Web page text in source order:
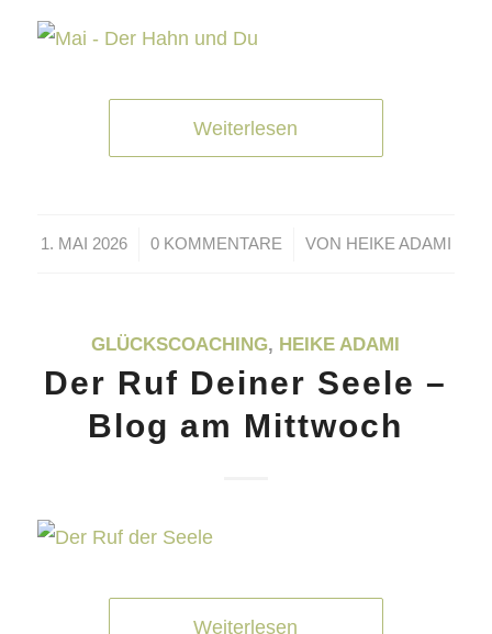
Weiterlesen
1. MAI 2026
/ 0 KOMMENTARE
/ VON HEIKE ADAMI
GLÜCKSCOACHING, HEIKE ADAMI
Der Ruf Deiner Seele –
Blog am Mittwoch
Weiterlesen